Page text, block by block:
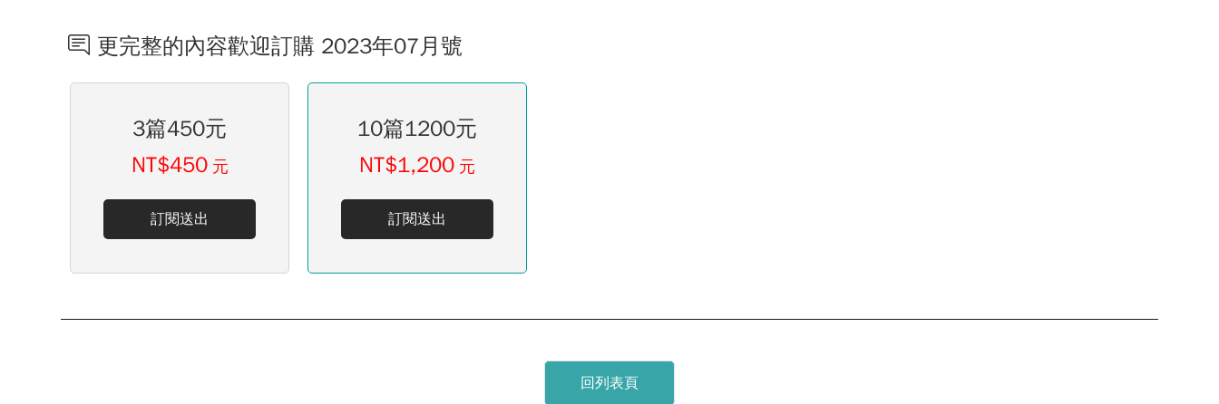
更完整的內容歡迎訂購 2023年07月號
3篇450元
NT$450 元
訂閱送出
10篇1200元
NT$1,200 元
訂閱送出
回列表頁